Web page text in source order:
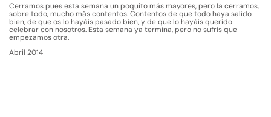
Cerramos pues esta semana un poquito más mayores, pero la cerramos,
sobre todo, mucho más contentos. Contentos de que todo haya salido
bien, de que os lo hayáis pasado bien, y de que lo hayáis querido
celebrar con nosotros. Esta semana ya termina, pero no sufrís que
empezamos otra.
Abril 2014